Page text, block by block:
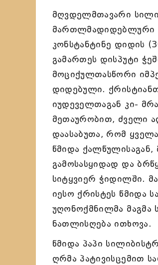
მღვდელმთავარი
მართლმადიდებლური
კონსტანტინე დიდის
გამართეს დისპუტი
მოციქულთასწორი
დიდებული.
იუდეველთაგან კი-
მეთაურობით, ძველი
დაასაბუთა, რომ
წმიდა ქალწულისაგან,
გამოსასყიდად და
სიტყვიერ ჭიდილში.
იესო ქრისტეს წმიდა
უღონოქმნილმა მაგმა
ნათლისღება ითხოვა.
წმიდა პაპი
ღრმა პატივისცემით